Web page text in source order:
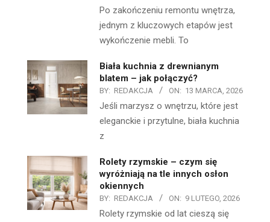
Po zakończeniu remontu wnętrza,
jednym z kluczowych etapów jest
wykończenie mebli. To
Biała kuchnia z drewnianym
blatem – jak połączyć?
BY: REDAKCJA ON: 13 MARCA, 2026
Jeśli marzysz o wnętrzu, które jest
eleganckie i przytulne, biała kuchnia
z
Rolety rzymskie – czym się
wyróżniają na tle innych osłon
okiennych
BY: REDAKCJA ON: 9 LUTEGO, 2026
Rolety rzymskie od lat cieszą się